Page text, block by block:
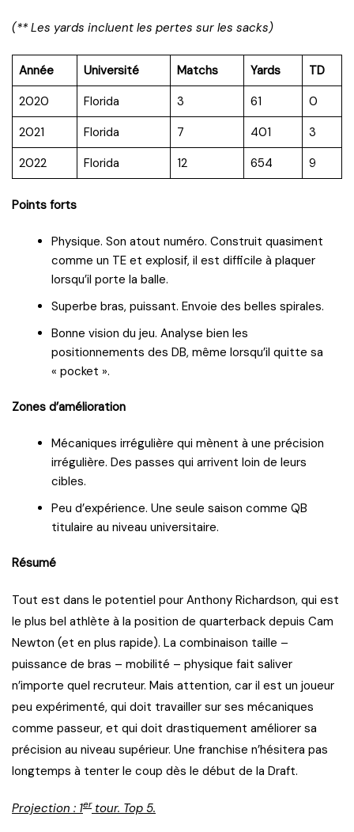
(** Les yards incluent les pertes sur les sacks)
Année Université Matchs Yards
TD
2020
Florida 3 61
0
2021
Florida 7 401
3
2022
Florida 12 654 9
Points forts
Physique. Son atout numéro. Construit quasiment
comme un TE et explosif, il est difficile à plaquer
lorsqu’il porte la balle.
Superbe bras, puissant. Envoie des belles spirales.
Bonne vision du jeu. Analyse bien les
positionnements des DB, même lorsqu’il quitte sa
« pocket ».
Zones d’amélioration
Mécaniques irrégulière qui mènent à une précision
irrégulière. Des passes qui arrivent loin de leurs
cibles.
Peu d’expérience. Une seule saison comme QB
titulaire au niveau universitaire.
Résumé
Tout est dans le potentiel pour Anthony Richardson, qui est
le plus bel athlète à la position de quarterback depuis Cam
Newton (et en plus rapide). La combinaison taille –
puissance de bras – mobilité – physique fait saliver
n’importe quel recruteur. Mais attention, car il est un joueur
peu expérimenté, qui doit travailler sur ses mécaniques
comme passeur, et qui doit drastiquement améliorer sa
précision au niveau supérieur. Une franchise n’hésitera pas
longtemps à tenter le coup dès le début de la Draft.
Projection : 1ertour. Top 5.